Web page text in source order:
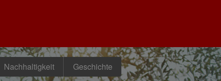
Nachhaltigkeit Geschichte